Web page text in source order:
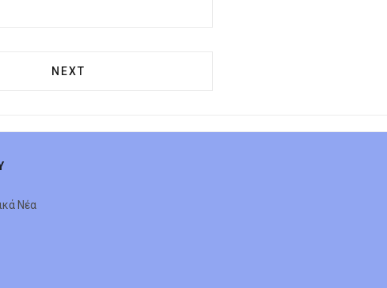
ΓΙΑ ΤΗΝ ΠΕΡΊΠΤΩΣΗ ΒΕΖΥΡΈΑ
NEXT ARTICLE: ΠΕΙΡΑΙΆΣ: ΕΝΤΟΠΊΣΤΗΚΕ ΣΟΡΌΣ ΝΑ
NEXT
Νέα